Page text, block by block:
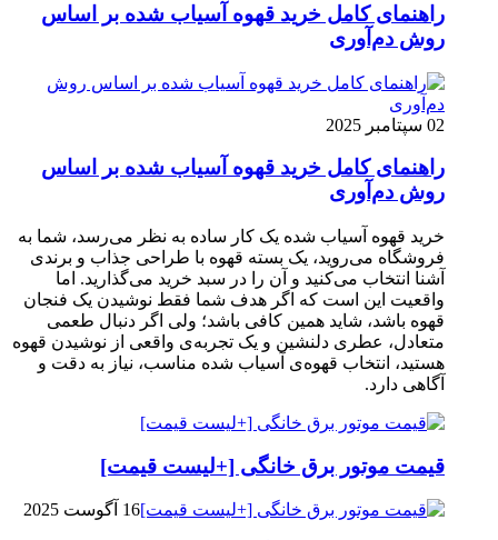
راهنمای کامل خرید قهوه آسیاب شده بر اساس
روش دم‌آوری
02 سپتامبر 2025
راهنمای کامل خرید قهوه آسیاب شده بر اساس
روش دم‌آوری
خرید قهوه آسیاب شده یک کار ساده به نظر می‌رسد، شما به
فروشگاه می‌روید، یک بسته قهوه با طراحی جذاب و برندی
آشنا انتخاب می‌کنید و آن را در سبد خرید می‌گذارید. اما
واقعیت این است که اگر هدف شما فقط نوشیدن یک فنجان
قهوه باشد، شاید همین کافی باشد؛ ولی اگر دنبال طعمی
متعادل، عطری دلنشین و یک تجربه‌ی واقعی از نوشیدن قهوه
هستید، انتخاب قهوه‌ی آسیاب شده مناسب، نیاز به دقت و
آگاهی دارد.
قیمت موتور برق خانگی [+لیست قیمت]
16 آگوست 2025